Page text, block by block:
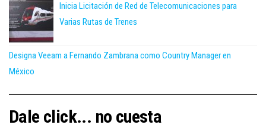
Inicia Licitación de Red de Telecomunicaciones para
Varias Rutas de Trenes
Designa Veeam a Fernando Zambrana como Country Manager en
México
Dale click... no cuesta